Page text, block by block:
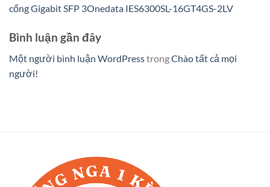
cổng Gigabit SFP 3Onedata IES6300SL-16GT4GS-2LV
Bình luận gần đây
Một người bình luận WordPresstrongChào tất cả mọi
người!